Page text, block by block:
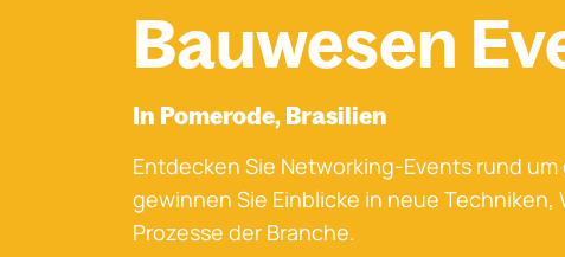
Bauwesen
In Pomerode, Brasilien
Entdecken Sie Networking-Events rund um
gewinnen Sie Einblicke in neue Techniken,
Prozesse der Branche.